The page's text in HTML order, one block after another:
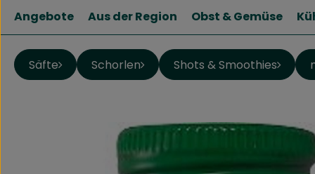
Angebote Aus der Region Obst & Gemüse
Säfte Schorlen Shots & Smoothies